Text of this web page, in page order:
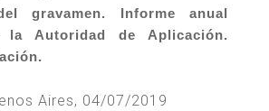
gravamen. Informe anual
la Autoridad de Aplicación.
Aires, 04/07/2019